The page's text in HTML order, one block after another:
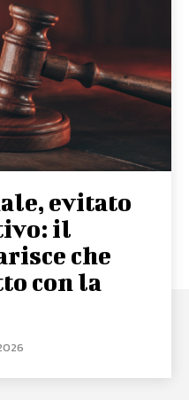
evitato
il
che
con la